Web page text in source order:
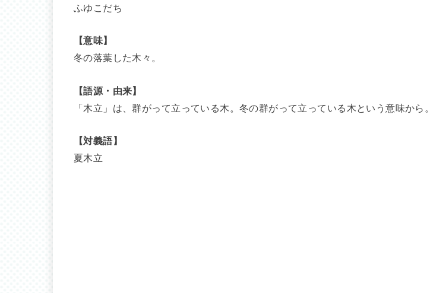
ふゆこだち
【意味】
冬の落葉した木々。
【語源・由来】
「木立」は、群がって立っている木。冬の群がって立っている木という意味から。
【対義語】
夏木立